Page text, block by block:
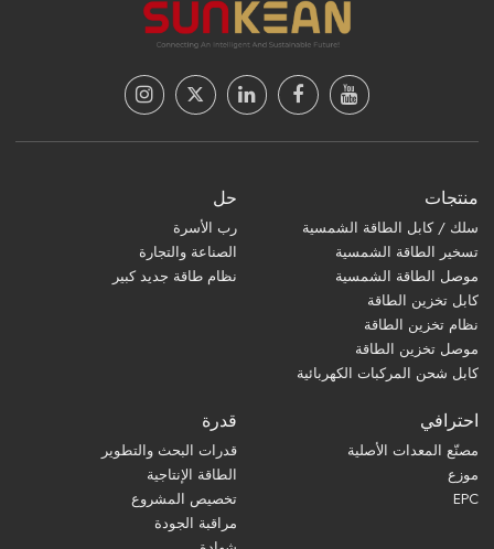
منتجات
سلك / كابل الطاقة الشمسية
تسخير الطاقة الشمسية
موصل الطاقة الشمسية
كابل تخزين الطاقة
نظام تخزين الطاقة
موصل تخزين الطاقة
كابل شحن المركبات الكهربائية
حل
رب الأسرة
الصناعة والتجارة
نظام طاقة جديد كبير
احترافي
مصنّع المعدات الأصلية
موزع
EPC
قدرة
قدرات البحث والتطوير
الطاقة الإنتاجية
تخصيص المشروع
مراقبة الجودة